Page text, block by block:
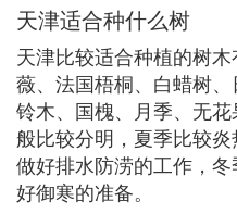
天津适合种什么树
天津比较适合种植的树
薇、法国梧桐、白蜡树
铃木、国槐、月季、无
般比较分明，夏季比较
做好排水防涝的工作，
好御寒的准备。